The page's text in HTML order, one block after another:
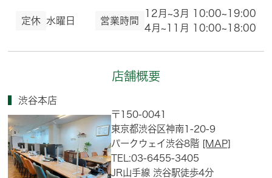
定休 水曜日 営業時間
12月~3月 10:00~19:00
4月~11月 10:00~18:00
店舗概要
渋谷本店
〒150-0041
東京都渋谷区神南1-20-9
パークウェイ渋谷8階 [MAP]
TEL:03-6455-3405
JR山手線 渋谷駅徒歩4分